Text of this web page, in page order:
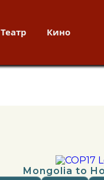
Театр Кино